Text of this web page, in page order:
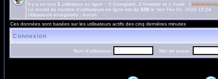
Il y a en tout 1 utilisateur en ligne :: 0 Enregistré, 0 Invisible et 1 Invité [
Le record du nombre d'utilisateurs en ligne est de 538 le Ven Fév 01, 2019 15:24
Utilisateurs enregistrés : Aucun
Ces données sont basées sur les utilisateurs actifs des cinq dernières minutes
Connexion
Nom d'utilisateur: Mot de passe: